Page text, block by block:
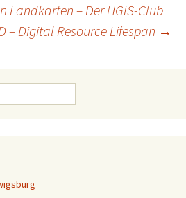
Landkarten – Der HGIS-Club
– Digital Resource Lifespan →